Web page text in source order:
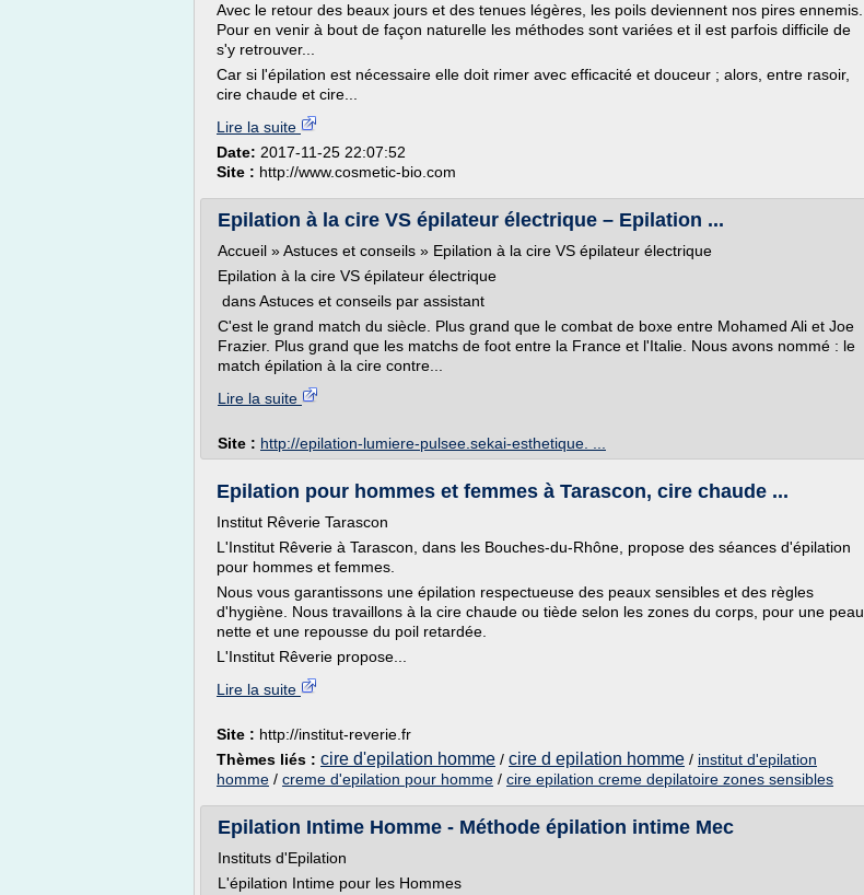
Avec le retour des beaux jours et des tenues légères, les poils deviennent nos pires ennemis.
Pour en venir à bout de façon naturelle les méthodes sont variées et il est parfois difficile de
s'y retrouver...
Car si l'épilation est nécessaire elle doit rimer avec efficacité et douceur ; alors, entre rasoir,
cire chaude et cire...
Lire la suite
Date: 2017-11-25 22:07:52
Site : http://www.cosmetic-bio.com
Epilation à la cire VS épilateur électrique – Epilation ...
Accueil » Astuces et conseils » Epilation à la cire VS épilateur électrique
Epilation à la cire VS épilateur électrique
dans Astuces et conseils par assistant
C'est le grand match du siècle. Plus grand que le combat de boxe entre Mohamed Ali et Joe
Frazier. Plus grand que les matchs de foot entre la France et l'Italie. Nous avons nommé : le
match épilation à la cire contre...
Lire la suite
Site : http://epilation-lumiere-pulsee.sekai-esthetique. ...
Epilation pour hommes et femmes à Tarascon, cire chaude ...
Institut Rêverie Tarascon
L'Institut Rêverie à Tarascon, dans les Bouches-du-Rhône, propose des séances d'épilation
pour hommes et femmes.
Nous vous garantissons une épilation respectueuse des peaux sensibles et des règles
d'hygiène. Nous travaillons à la cire chaude ou tiède selon les zones du corps, pour une peau
nette et une repousse du poil retardée.
L'Institut Rêverie propose...
Lire la suite
Site : http://institut-reverie.fr
Thèmes liés : cire d'epilation homme / cire d epilation homme / institut d'epilation
homme / creme d'epilation pour homme / cire epilation creme depilatoire zones sensibles
Epilation Intime Homme - Méthode épilation intime Mec
Instituts d'Epilation
L'épilation Intime pour les Hommes